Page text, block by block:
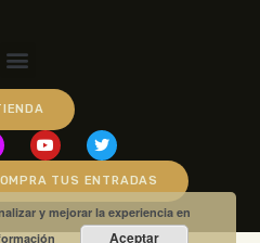
TUS ENTRADAS
y mejorar la experiencia en
Aceptar